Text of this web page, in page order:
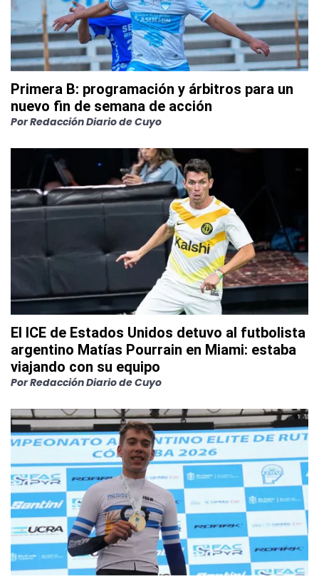
Primera B: programación y árbitros para un
nuevo fin de semana de acción
PorRedacción Diario de Cuyo
El ICE de Estados Unidos detuvo al futbolista
argentino Matías Pourrain en Miami: estaba
viajando con su equipo
PorRedacción Diario de Cuyo